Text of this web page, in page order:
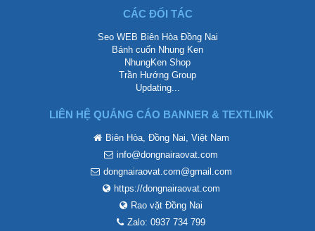
CÁC ĐỐI TÁC
Seo WEB Biên Hòa Đồng Nai
Bánh cuốn Nhung Ken
NhungKen Shop
Trần Hướng Group
Updating...
LIÊN HỆ QUẢNG CÁO BANNER & TEXTLINK
Biên Hòa, Đồng Nai, Việt Nam
info@dongnairaovat.com
dongnairaovat.com@gmail.com
https://dongnairaovat.com
Rao vặt Đồng Nai
Zalo: 0937 734 799